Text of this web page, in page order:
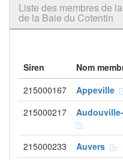
Liste des membres de
de la Baie du Cotentin
Siren Nom
215000167
Appeville
215000217
215000233 Auvers